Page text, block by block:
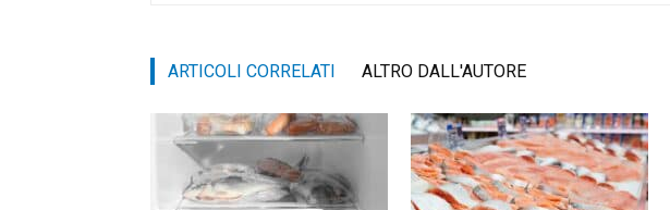
ARTICOLI CORRELATI ALTRO DALL'AUTORE